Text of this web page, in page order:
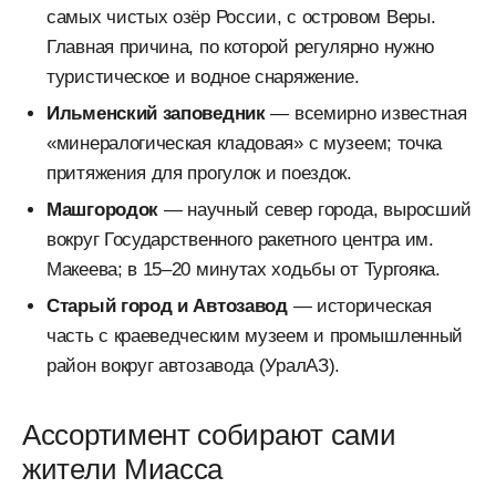
самых чистых озёр России, с островом Веры.
Главная причина, по которой регулярно нужно
туристическое и водное снаряжение.
Ильменский заповедник— всемирно известная
«минералогическая кладовая» с музеем; точка
притяжения для прогулок и поездок.
Машгородок — научный север города, выросший
вокруг Государственного ракетного центра им.
Макеева; в 15–20 минутах ходьбы от Тургояка.
Старый город и Автозавод— историческая
часть с краеведческим музеем и промышленный
район вокруг автозавода (УралАЗ).
Ассортимент собирают сами
жители Миасса